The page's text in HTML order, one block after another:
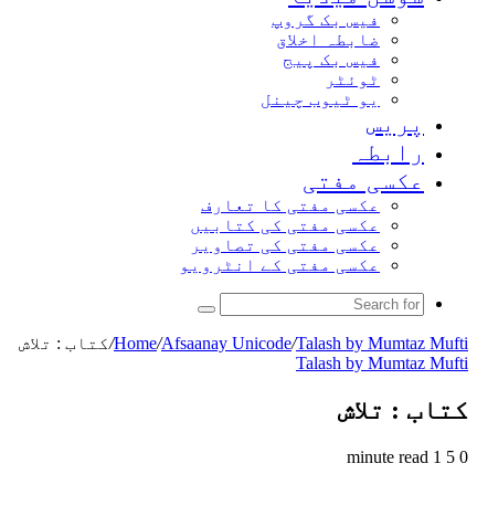
فیس بک گروپ
ضابطہ اخلاق
فیس بک پیج
ٹوئٹر
یو ٹیوب چینل
پریس
رابطہ
عکسی مفتی
عکسی مفتی کا تعارف
عکسی مفتی کی کتابیں
عکسی مفتی کی تصاویر
عکسی مفتی کے انٹرویو
Search
Home/Afsaanay Unicode/Talash by Mumtaz Mufti
/کتاب : تلاش
Talash by Mumtaz Mufti
کتاب : تلاش
0
1 minute read